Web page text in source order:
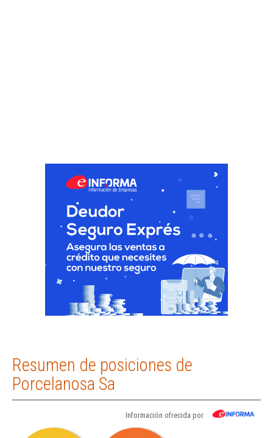
Resumen de posiciones de
Porcelanosa Sa
Información ofrecida por